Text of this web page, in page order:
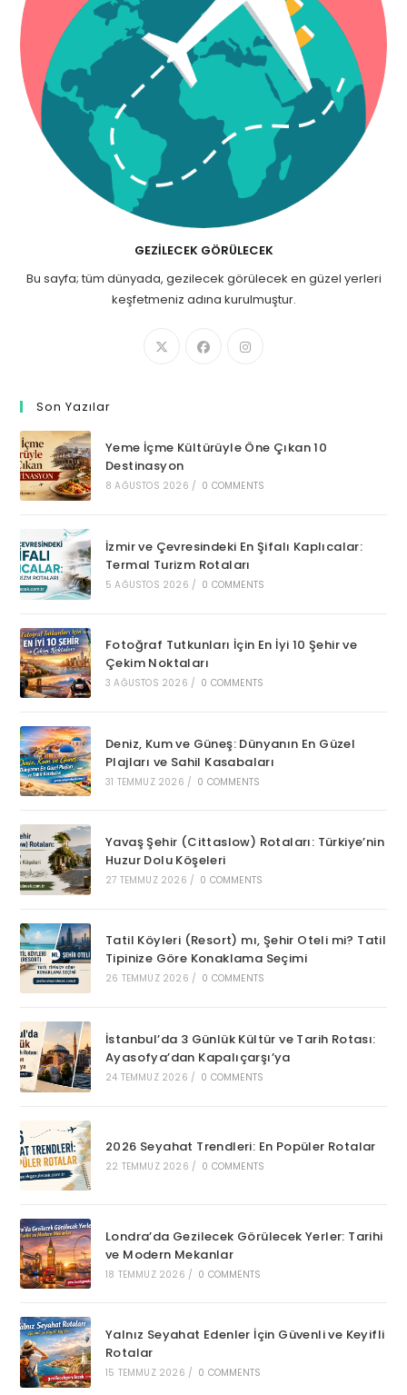
GEZILECEK GÖRÜLECEK
Bu sayfa; tüm dünyada, gezilecek görülecek en güzel yerleri
keşfetmeniz adına kurulmuştur.
Son Yazılar
Yeme İçme Kültürüyle Öne Çıkan 10
Destinasyon
8 AĞUSTOS 2026 / 0 COMMENTS
İzmir ve Çevresindeki En Şifalı Kaplıcalar:
Termal Turizm Rotaları
5 AĞUSTOS 2026 / 0 COMMENTS
Fotoğraf Tutkunları İçin En İyi 10 Şehir ve
Çekim Noktaları
3 AĞUSTOS 2026 / 0 COMMENTS
Deniz, Kum ve Güneş: Dünyanın En Güzel
Plajları ve Sahil Kasabaları
31 TEMMUZ 2026 / 0 COMMENTS
Yavaş Şehir (Cittaslow) Rotaları: Türkiye’nin
Huzur Dolu Köşeleri
27 TEMMUZ 2026 / 0 COMMENTS
Tatil Köyleri (Resort) mı, Şehir Oteli mi? Tatil
Tipinize Göre Konaklama Seçimi
26 TEMMUZ 2026 / 0 COMMENTS
İstanbul’da 3 Günlük Kültür ve Tarih Rotası:
Ayasofya’dan Kapalıçarşı’ya
24 TEMMUZ 2026 / 0 COMMENTS
2026 Seyahat Trendleri: En Popüler Rotalar
22 TEMMUZ 2026 / 0 COMMENTS
Londra’da Gezilecek Görülecek Yerler: Tarihi
ve Modern Mekanlar
18 TEMMUZ 2026 / 0 COMMENTS
Yalnız Seyahat Edenler İçin Güvenli ve Keyifli
Rotalar
15 TEMMUZ 2026 / 0 COMMENTS